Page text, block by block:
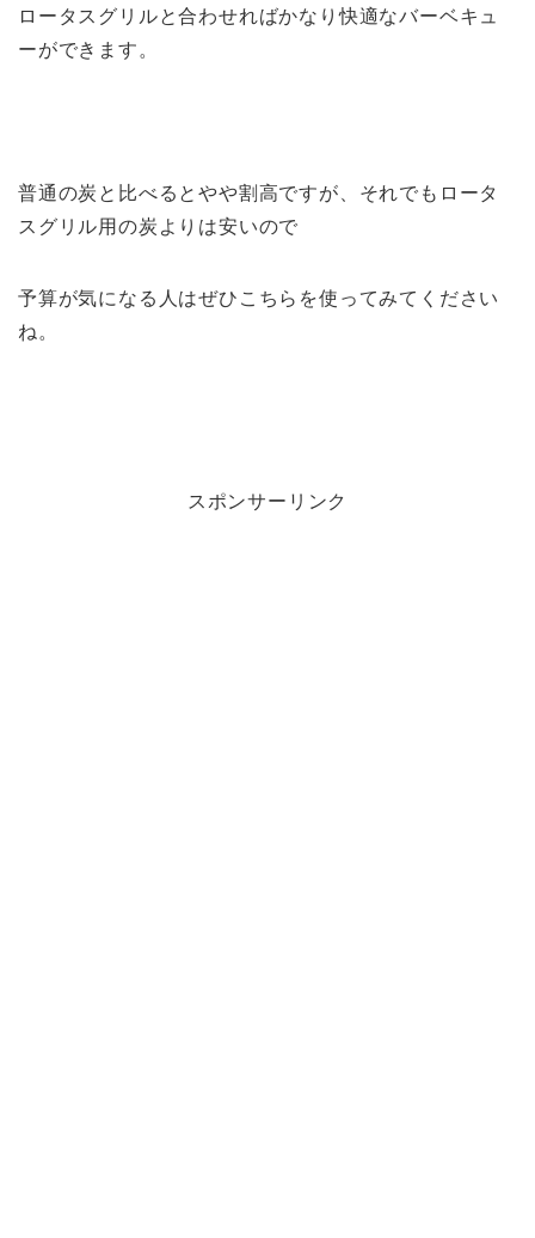
ロータスグリルと合わせればかなり快適なバーベキュ
ーができます。
普通の炭と比べるとやや割高ですが、それでもロータ
スグリル用の炭よりは安いので
予算が気になる人はぜひこちらを使ってみてください
ね。
スポンサーリンク